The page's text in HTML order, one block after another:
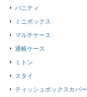
バニティ
ミニボックス
マルチケース
通帳ケース
ミトン
スタイ
ティッシュボックスカバー